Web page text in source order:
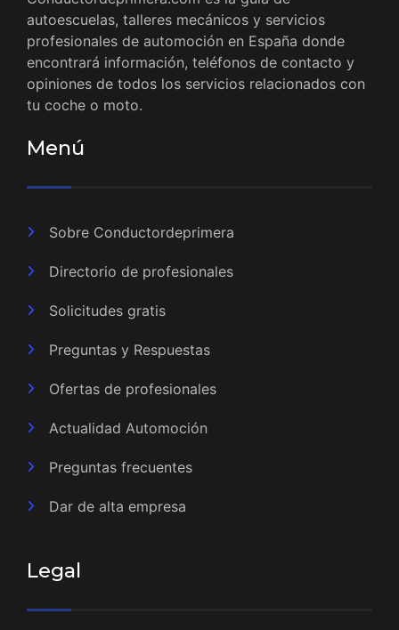
autoescuelas, talleres mecánicos y servicios
profesionales de automoción en España donde
encontrará información, teléfonos de contacto y
opiniones de todos los servicios relacionados con
tu coche o moto.
Menú
Sobre Conductordeprimera
Directorio de profesionales
Solicitudes gratis
Preguntas y Respuestas
Ofertas de profesionales
Actualidad Automoción
Preguntas frecuentes
Dar de alta empresa
Legal